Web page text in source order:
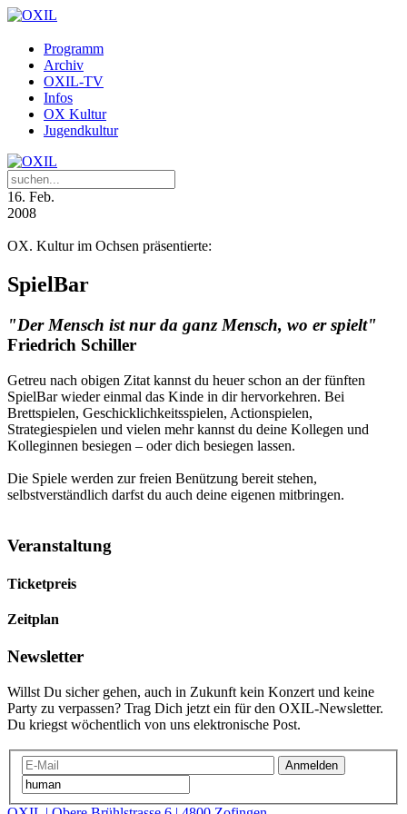
Programm
Archiv
OXIL-TV
Infos
OX Kultur
Jugendkultur
16. Feb.
2008
OX. Kultur im Ochsen präsentierte:
SpielBar
"Der Mensch ist nur da ganz Mensch, wo er spielt"
Friedrich Schiller
Getreu nach obigen Zitat kannst du heuer schon an der fünften
SpielBar wieder einmal das Kinde in dir hervorkehren. Bei
Brettspielen, Geschicklichkeitsspielen, Actionspielen,
Strategiespielen und vielen mehr kannst du deine Kollegen und
Kolleginnen besiegen – oder dich besiegen lassen.
Die Spiele werden zur freien Benützung bereit stehen,
selbstverständlich darfst du auch deine eigenen mitbringen.
Veranstaltung
Ticketpreis
Zeitplan
Newsletter
Willst Du sicher gehen, auch in Zukunft kein Konzert und keine
Party zu verpassen? Trag Dich jetzt ein für den OXIL-Newsletter.
Du kriegst wöchentlich von uns elektronische Post.
Anmelden